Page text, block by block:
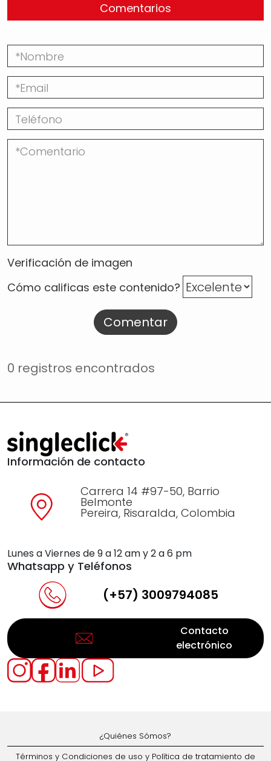
Comentarios
Verificación de imagen
Cómo calificas este contenido?
Comentar
0 registros encontrados
Información de contacto
Carrera 14 #97-50, Barrio
Belmonte
Pereira, Risaralda, Colombia
Lunes a Viernes de 9 a 12 am y 2 a 6 pm
Whatsapp y Teléfonos
(+57) 3009794085
Contacto
electrónico
¿Quiénes Sómos?
Términos y Condiciones de uso y Política de tratamiento de